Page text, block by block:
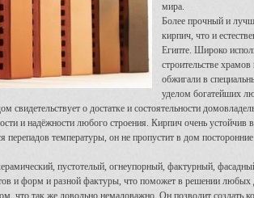
мира.
Более прочный и
кирпич, что и
Египте. Широко
строительстве
обжигали в
уделом богатейших
свидетельствует о достатке и состоятельности
и надёжности любого строения. Кирпич очень устойчив
перепадов температуры, он не пропустит в дом
пустотелый, огнеупорный, фактурный,
и форм и разной фактуры, что поможет в решении любых
что так же довольно немаловажно. Он позволит создать